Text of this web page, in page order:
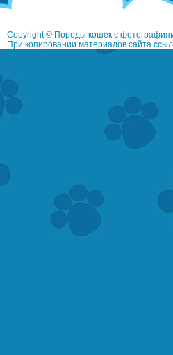
Copyright © Породы кошек с
При копировании материалов сайта